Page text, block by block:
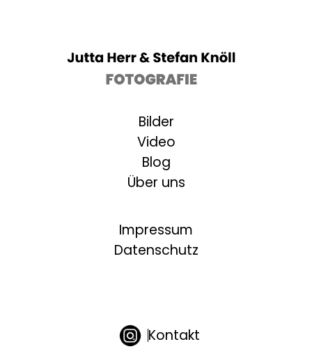
Bilder
Video
Blog
Über uns
Impressum
Datenschutz
Kontakt